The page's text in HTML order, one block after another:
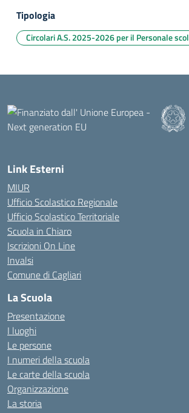
Tipologia
Circolari A.S. 2025-2026 per il Personale
Link Esterni
MIUR
Ufficio Scolastico Regionale
Ufficio Scolastico Territoriale
Scuola in Chiaro
Iscrizioni On Line
Invalsi
Comune di Cagliari
La Scuola
Presentazione
I luoghi
Le persone
I numeri della scuola
Le carte della scuola
Organizzazione
La storia